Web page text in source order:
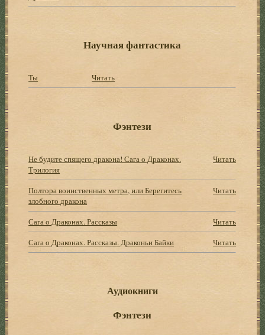
Научная фантастика
Ты Читать
Фэнтези
Не будите спящего дракона! Сага о Драконах.
Трилогия
Читать
Полтора воинственных метра, или Берегитесь
злобного дракона
Читать
Сага о Драконах. Рассказы
Читать
Сага о Драконах. Рассказы. Драконьи Байки
Читать
Аудиокниги
Фэнтези